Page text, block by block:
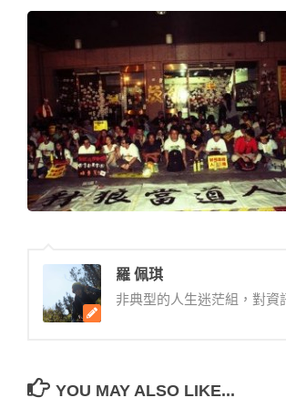
羅 佩琪
非典型的人生迷茫組，對
YOU MAY ALSO LIKE...